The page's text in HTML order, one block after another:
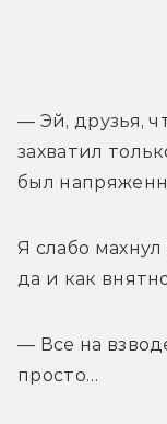
— Эй, друзья,
захватил
был
Я слабо
да и как
— Все на
просто…